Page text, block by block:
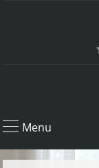
Menu